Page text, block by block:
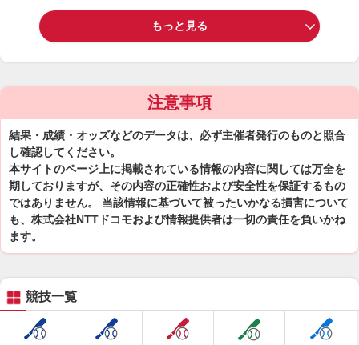
もっと見る
注意事項
結果・成績・オッズなどのデータは、必ず主催者発行のものと照合
し確認してください。
本サイトのページ上に掲載されている情報の内容に関しては万全を
期しておりますが、その内容の正確性および安全性を保証するもの
ではありません。 当該情報に基づいて被ったいかなる損害について
も、株式会社NTTドコモおよび情報提供者は一切の責任を負いかね
ます。
競技一覧